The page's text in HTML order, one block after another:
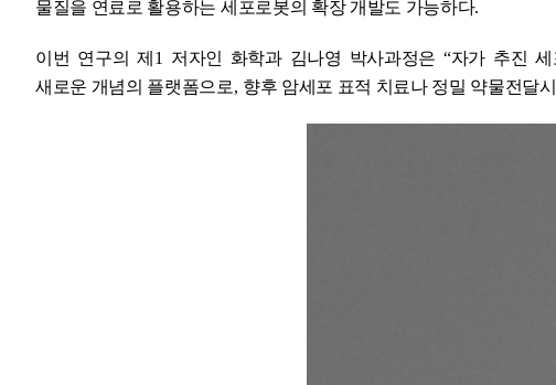
물질을 연료로 활용하는 세포로봇의 확장 개발도 가능하다.
이번 연구의 제 1 저자인 화학과 김나영 박사과정은 “자가 추진 세
새로운 개념의 플랫폼으로, 향후 암세포 표적 치료나 정밀 약물전달